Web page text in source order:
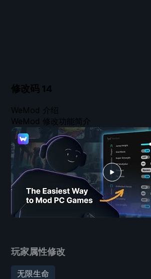
修改码 14
玩家属性修改
无限生命
WeMod 介绍
WeMod 修改功能简介